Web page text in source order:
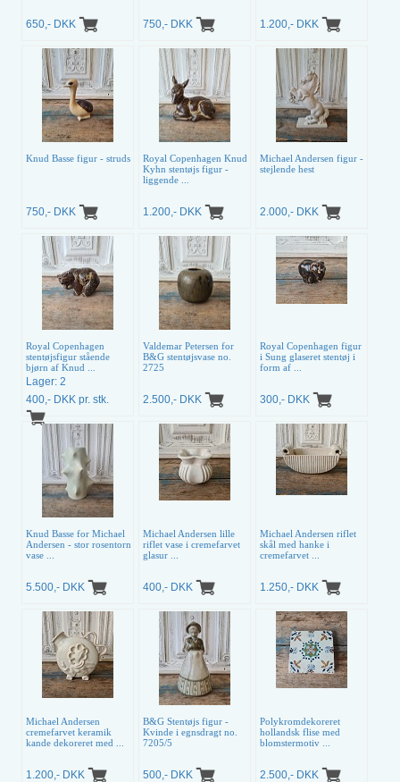
650,- DKK 750,- DKK 1.200,- DKK
Knud Basse figur - struds
750,- DKK
Royal Copenhagen Knud
Kyhn stentøjs figur -
liggende ...
1.200,- DKK
Michael Andersen figur -
stejlende hest
2.000,- DKK
Royal Copenhagen
stentøjsfigur stående
bjørn af Knud ...
Lager: 2
400,- DKK pr. stk.
Valdemar Petersen for
B&G stentøjsvase no.
2725
2.500,- DKK
Royal Copenhagen figur
i Sung glaseret stentøj i
form af ...
300,- DKK
Knud Basse for Michael
Andersen - stor rosentorn
vase ...
5.500,- DKK
Michael Andersen lille
riflet vase i cremefarvet
glasur ...
400,- DKK
Michael Andersen riflet
skål med hanke i
cremefarvet ...
1.250,- DKK
Michael Andersen
cremefarvet keramik
kande dekoreret med ...
1.200,- DKK
B&G Stentøjs figur -
Kvinde i egnsdragt no.
7205/5
500,- DKK
Polykromdekoreret
hollandsk flise med
blomstermotiv ...
2.500,- DKK